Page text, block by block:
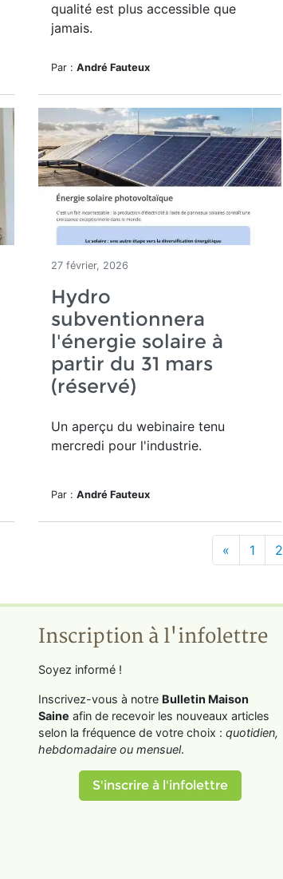
qualité est plus accessible que
jamais.
Par : André Fauteux
27 février, 2026
Hydro
subventionnera
l'énergie solaire à
partir du 31 mars
(réservé)
Un aperçu du webinaire tenu
mercredi pour l'industrie.
Par : André Fauteux
« 1 2
Inscription à l'infolettre
Soyez informé !
Inscrivez-vous à notre Bulletin Maison
Saine afin de recevoir les nouveaux articles
selon la fréquence de votre choix : quotidien,
hebdomadaire ou mensuel.
S'inscrire à l'infolettre